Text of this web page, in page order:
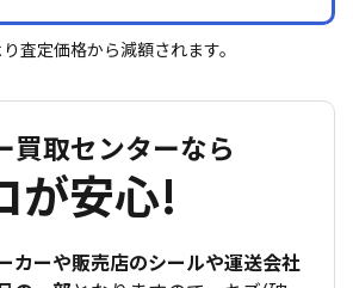
査定価格から減額されます。
買取センターなら
が安心!
カーや販売店のシールや運送会社